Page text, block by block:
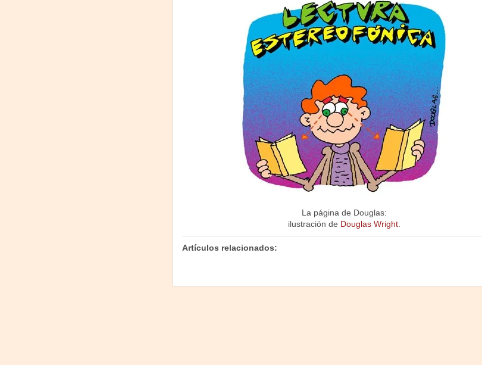
La página de Douglas:
ilustración de Douglas Wright.
Artículos relacionados: